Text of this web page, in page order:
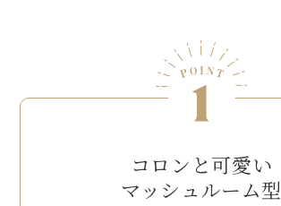
コロンと可愛い
マッシュルーム型